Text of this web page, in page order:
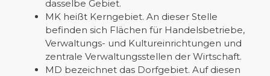
dasselbe Gebiet.
MK heißt Kerngebiet. An dieser Stelle
befinden sich Flächen für Handelsbetriebe,
Verwaltungs- und Kultureinrichtungen und
zentrale Verwaltungsstellen der Wirtschaft.
MD bezeichnet das Dorfgebiet. Auf diesen